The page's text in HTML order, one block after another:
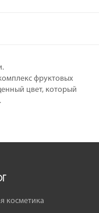
фруктовых
цвет, который
косметика